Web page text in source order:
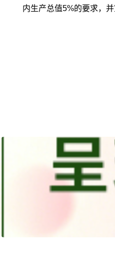
内生产总值5%的要求，